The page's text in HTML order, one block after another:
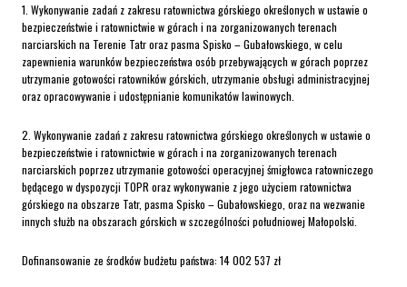
1. Wykonywanie zadań z zakresu ratownictwa górskiego określonych w ustawie o
bezpieczeństwie i ratownictwie w górach i na zorganizowanych terenach
narciarskich na Terenie Tatr oraz pasma Spisko – Gubałowskiego, w celu
zapewnienia warunków bezpieczeństwa osób przebywających w górach poprzez
utrzymanie gotowości ratowników górskich, utrzymanie obsługi administracyjnej
oraz opracowywanie i udostępnianie komunikatów lawinowych.
2. Wykonywanie zadań z zakresu ratownictwa górskiego określonych w ustawie o
bezpieczeństwie i ratownictwie w górach i na zorganizowanych terenach
narciarskich poprzez utrzymanie gotowości operacyjnej śmigłowca ratowniczego
będącego w dyspozycji TOPR oraz wykonywanie z jego użyciem ratownictwa
górskiego na obszarze Tatr, pasma Spisko – Gubałowskiego, oraz na wezwanie
innych służb na obszarach górskich w szczególności południowej Małopolski.
Dofinansowanie ze środków budżetu państwa: 14 002 537 zł